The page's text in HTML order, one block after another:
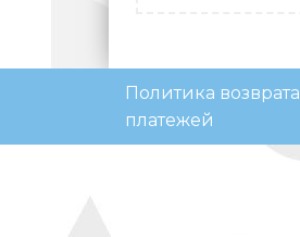
Политика возврата
платежей